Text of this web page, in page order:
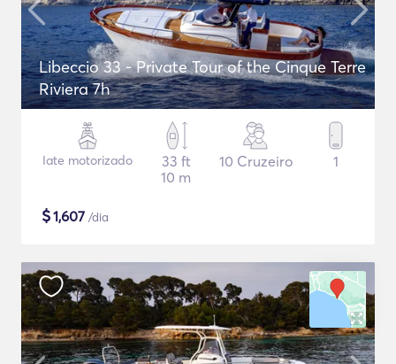
Libeccio 33 - Private Tour of the Cinque Terre
Riviera 7h
Iate motorizado
33 ft
10 m
10 Cruzeiro 1
$1,607 /dia